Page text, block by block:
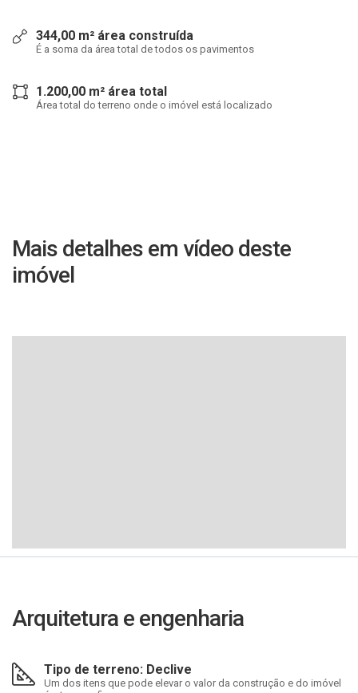
344,00 m² área construída
É a soma da área total de todos os pavimentos
1.200,00 m² área total
Área total do terreno onde o imóvel está localizado
Mais detalhes em vídeo deste
imóvel
Arquitetura e engenharia
Tipo de terreno: Declive
Um dos itens que pode elevar o valor da construção e do imóvel